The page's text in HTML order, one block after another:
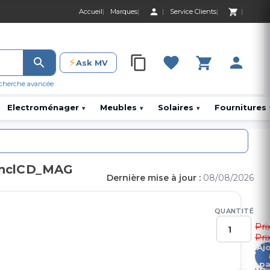
Accueil Marques Service Clients
0 Produit 0,00
avancée
⚡Ask MV 0 Produit 0,00 DH
Electroménager ▾ Meubles ▾ Solaires ▾ Fournitures
QUANTITÉ
Dernière mise à jour : 08/08/2026